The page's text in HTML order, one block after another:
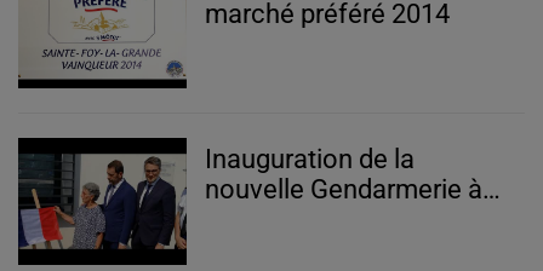
marché préféré 2014
Inauguration de la
nouvelle Gendarmerie à